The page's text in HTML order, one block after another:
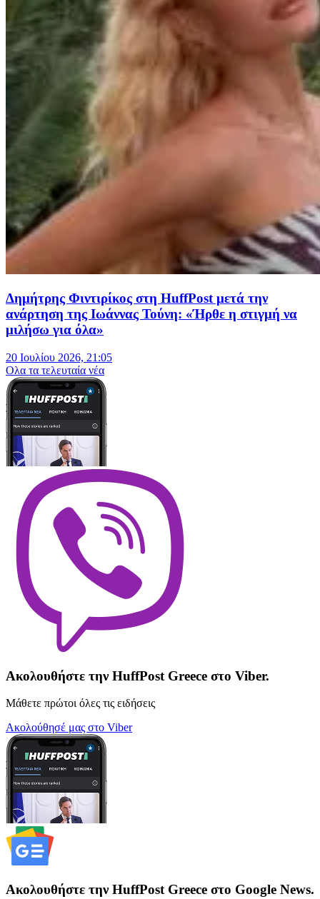
Δημήτρης Φιντιρίκος στη HuffPost μετά την
ανάρτηση της Ιωάννας Τούνη: «Ήρθε η στιγμή να
μιλήσω για όλα»
20 Ιουλίου 2026, 21:05
Oλα τα τελευταία νέα
Ακολουθήστε την HuffPost Greece στο Viber.
Μάθετε πρώτοι όλες τις ειδήσεις
Ακολούθησέ μας στο Viber
Ακολουθήστε την HuffPost Greece στο Google News.